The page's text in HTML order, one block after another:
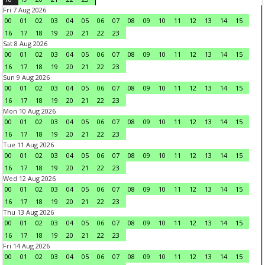
Fri 7 Aug 2026
00
01 02 03 04 05 06 07 08 09 10 11 12 13 14
15
16
17 18 19 20 21 22
23
Sat 8 Aug 2026
00
01 02 03 04 05 06 07 08 09 10 11 12 13 14
15
16
17 18 19 20 21 22
23
Sun 9 Aug 2026
00
01 02 03 04 05 06 07 08 09 10 11 12 13 14
15
16
17 18 19 20 21 22
23
Mon 10 Aug 2026
00
01 02 03 04 05 06 07 08 09 10 11 12 13 14
15
16
17 18 19 20 21 22
23
Tue 11 Aug 2026
00
01 02 03 04 05 06 07 08 09 10 11 12 13 14
15
16
17 18 19 20 21 22
23
Wed 12 Aug 2026
00
01 02 03 04 05 06 07 08 09 10 11 12 13 14
15
16
17 18 19 20 21 22
23
Thu 13 Aug 2026
00
01 02 03 04 05 06 07 08 09 10 11 12 13 14
15
16
17 18 19 20 21 22
23
Fri 14 Aug 2026
00
01 02 03 04 05 06 07 08 09 10 11 12 13 14
15